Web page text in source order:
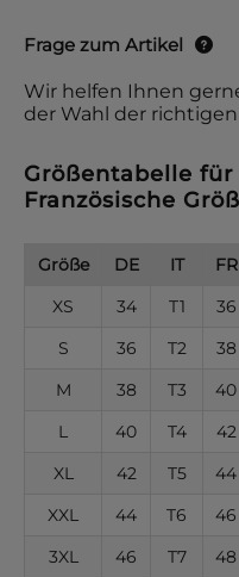
Frage zum Artikel
Wir helfen Ihnen
der Wahl der richtigen
Größentabelle
Französische
Größe DE IT FR
XS
34 T1 36
S
36 T2 38
M
38 T3 40
L
40 T4 42
XL
42 T5 44
XXL
44 T6 46
3XL
46 T7 48